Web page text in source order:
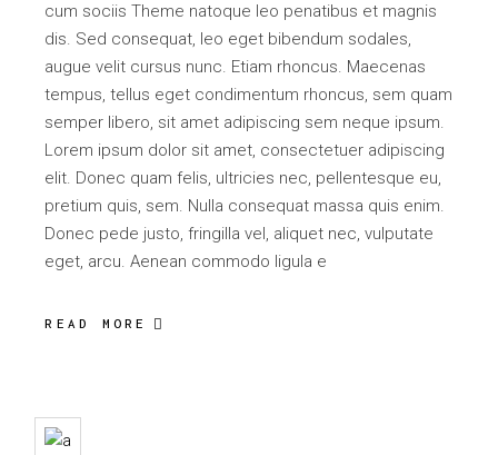
cum sociis Theme natoque leo penatibus et magnis
dis. Sed consequat, leo eget bibendum sodales,
augue velit cursus nunc. Etiam rhoncus. Maecenas
tempus, tellus eget condimentum rhoncus, sem quam
semper libero, sit amet adipiscing sem neque ipsum.
Lorem ipsum dolor sit amet, consectetuer adipiscing
elit. Donec quam felis, ultricies nec, pellentesque eu,
pretium quis, sem. Nulla consequat massa quis enim.
Donec pede justo, fringilla vel, aliquet nec, vulputate
eget, arcu. Aenean commodo ligula e
READ MORE